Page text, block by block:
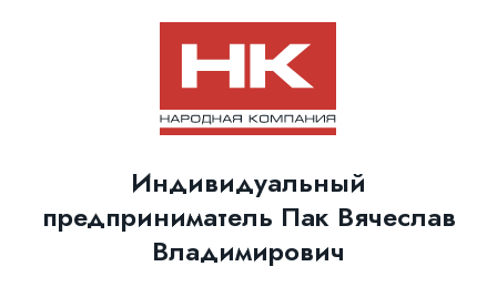
Индивидуальный
предприниматель Пак Вячеслав
Владимирович